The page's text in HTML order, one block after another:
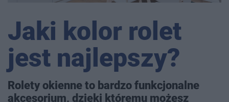
Jaki kolor rolet
jest najlepszy?
Rolety okienne to bardzo funkcjonalne
akcesorium, dzięki któremu możesz